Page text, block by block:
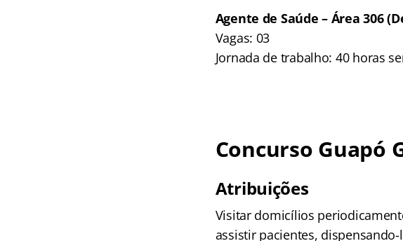
Agente de Saúde – Área 306
Vagas: 03
Jornada de trabalho: 40 horas
Concurso Guapó
Atribuições
Visitar domicílios
assistir pacientes,